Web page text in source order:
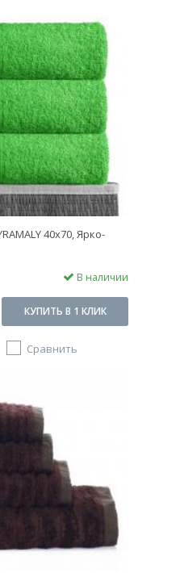
40х70, Ярко-
В наличии
КУПИТЬ В 1 КЛИК
Сравнить